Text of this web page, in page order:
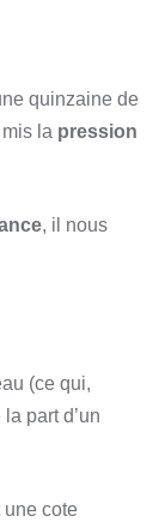
quinzaine de
la pression
, il nous
(ce qui,
part d’un
une cote